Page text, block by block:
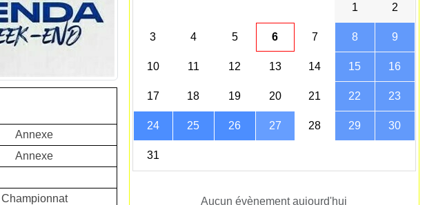
Annexe
Annexe
Championnat
1 2
3 4 5 6 7 8 9
10 11 12 13 14 15 16
17 18 19 20 21 22 23
24 25 26 27 28 29 30
31
Aucun évènement aujourd'hui